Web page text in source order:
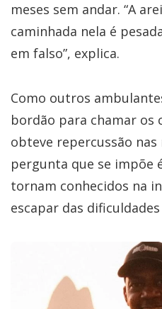
meses sem andar. “A
caminhada nela é
em falso”, explica.
Como outros
bordão para chamar os
obteve repercussão nas
pergunta que se impõe
tornam conhecidos na
escapar das